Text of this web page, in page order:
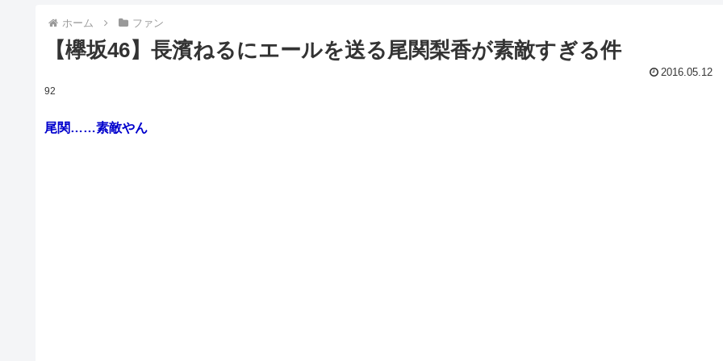
ホーム ファン
【欅坂46】長濱ねるにエールを送る尾関梨香が素敵すぎる件
2016.05.12
92
尾関……素敵やん